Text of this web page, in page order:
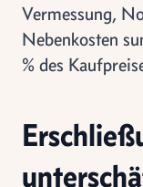
Vermessung,
Nebenkosten
% des